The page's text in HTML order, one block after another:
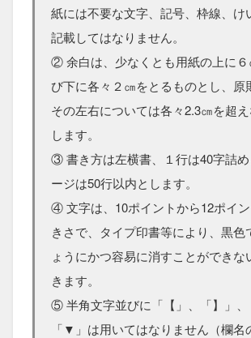
紙には不要な文字、記号、枠線、け
記載してはなりません。
② 余白は、少なくとも用紙の上に６
び下に各々２㎝をとるものとし、原
その左右については各々2.3㎝を超
します。
③ 書き方は左横書、１行は40字詰
ージは50行以内とします。
④ 文字は、10ポイントから12ポイ
きさで、タイプ印書等により、黒色
ょうにかつ容易に消すことができな
きます。
⑤ 半角文字並びに「【」、「】」
「▼」は用いてはなりません（欄名